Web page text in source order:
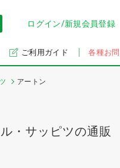
ログイン/新規会員登録
ご利用ガイド 各種お
アートン
・サッピツの通販